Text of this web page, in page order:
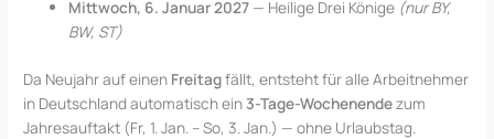
Mittwoch, 6. Januar 2027 — Heilige Drei Könige (nur BY,
BW, ST)
Da Neujahr auf einen Freitagfällt, entsteht für alle Arbeitnehmer
in Deutschland automatisch ein3-Tage-Wochenendezum
Jahresauftakt (Fr, 1. Jan. – So, 3. Jan.) — ohne Urlaubstag.